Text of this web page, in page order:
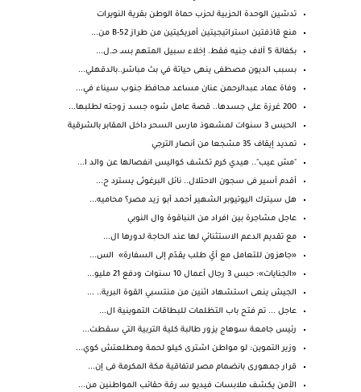
تدشين الوحدة الحزبية لحزب حماة الوطن بقرية النويرات
منع قاذفتين استراتيجيتين أمريكيتين من طراز B-52 من...
بكفالة 5 آلاف جنيه فقط. إخلاء سبيل المتهم بسـ حـ.ل...
بسبب الديون مصطفى ينهى حياتة في بث مباشر..بالدقهلي...
وفاة عماد عبدالرحمن عنان مساعد محافظ جنوب سيناء في...
200 غرزة على جسدها.. قصة عامل شوه جسد زوجته لطلبها...
الحبس 3 سنوات لمشعوذ مارس السحر داخل المقابر بالشرقية
تمديد إيقاف 35 مشجعا من أنصار الترجي
"مش عيب".. هيدي كرم تكشف كواليس انفصالها عن والد ا...
أقدم أسير فى سجون الاحتلال.. نائل البرغوثى يسترد ح...
هل سيترك اليوتيوبر الشهير أحمد أبو زيد مصر؟ محاميه...
عاجل مشاجرة بين افراد من النباقوة وال النوبي
مع تقديم الدعم الاستثنائي لها عند الحاجة لدورها ال...
«جاهزون للتعامل مع أيّ طلب يقدّم إلى السفارة» الس...
«الجنايات»: حبس 3 رجال أعمال 10 سنوات ودفع 21 مليو...
الجيش ينعى استشهاد اثنين من منتسبي القوة البرية.. ...
عاجل ... تم فتح باب التظلمات للبطاقات التموينية ال...
رئيس جامعة سوهاج يزور طالبة كلية التربية التي سقطت...
وزير التموين: لو مواطن اشترى كيلو لحمة ومطلعتش كوي...
قرار جمهورى بانضمام مصر لاتفاقية مكة المكرمة فى إن...
الأمن يكشف ملابسات فيديو سـ رقة حقائب المواطنين من...